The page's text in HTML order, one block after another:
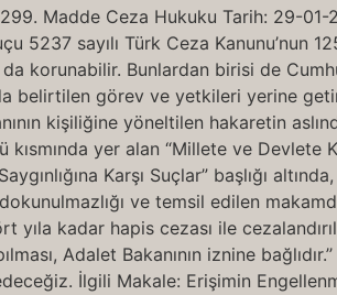
Madde Ceza Hukuku Tarih: 29-
sayılı Türk Ceza Kanunu’nun
korunabilir. Bunlardan birisi de
belirtilen görev ve yetkileri yerine
kişiliğine yöneltilen hakaretin
kısmında yer alan “Millete ve Devlete
Karşı Suçlar” başlığı
ve temsil edilen
yıla kadar hapis cezası ile
Adalet Bakanının iznine
İlgili Makale: Erişimin